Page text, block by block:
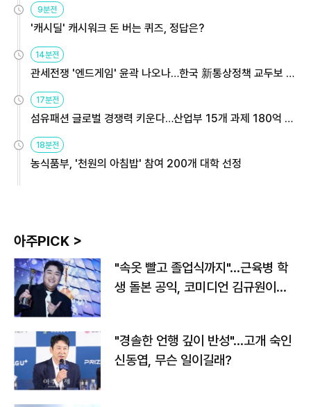
9분전
'캐시딜' 캐시워크 돈 버는 퀴즈, 정답은?
14분전
관세전쟁 '엔드게임' 윤곽 나오나…한국 新통상정책 교두보 활
용해야
17분전
섬유패션 글로벌 경쟁력 키운다…산업부 15개 과제 180억 지
원
18분전
농식품부, '천원의 아침밥' 참여 200개 대학 선정
아주PICK >
"속옷 빨고 졸업식까지"…근육병 학
생 돌본 공익, 코미디언 김규원이었
"경솔한 언행 깊이 반성"…고개 숙인
신동엽, 무슨 일이길래?